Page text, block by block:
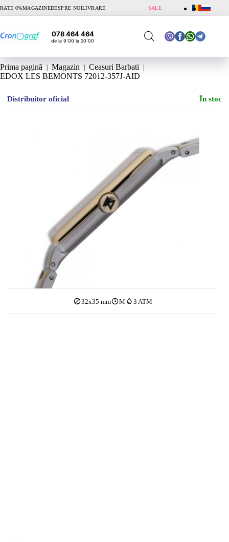
RATE 0%MAGAZINEDESPRE NOILIVRARE SALE
078 464 464
de la 9:00 la 20:00
Prima pagină Magazin
Ceasuri Barbati
EDOX LES BEMONTS 72012-357J-AID
Distribuitor oficial În stoc
32x35 mm M 3 ATM